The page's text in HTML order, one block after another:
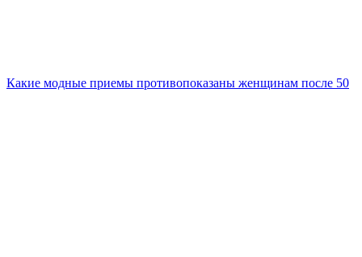
Какие модные приемы противопоказаны женщинам после 50